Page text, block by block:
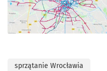
sprzątanie Wrocławia